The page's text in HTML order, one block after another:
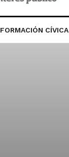
FORMACIÓN CÍVICA